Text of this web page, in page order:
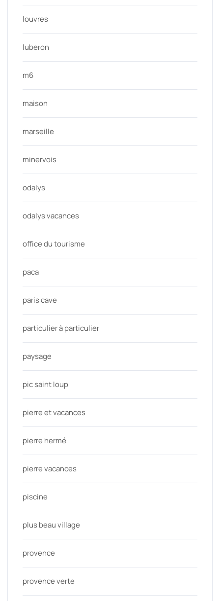
louvres
luberon
m6
maison
marseille
minervois
odalys
odalys vacances
office du tourisme
paca
paris cave
particulier à particulier
paysage
pic saint loup
pierre et vacances
pierre hermé
pierre vacances
piscine
plus beau village
provence
provence verte